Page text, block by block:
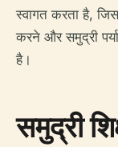
स्वागत करता है,
करने और समुद्री
है।
समुद्री